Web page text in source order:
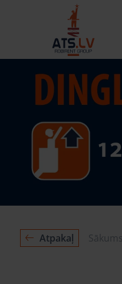
Atpakaļ Sākums